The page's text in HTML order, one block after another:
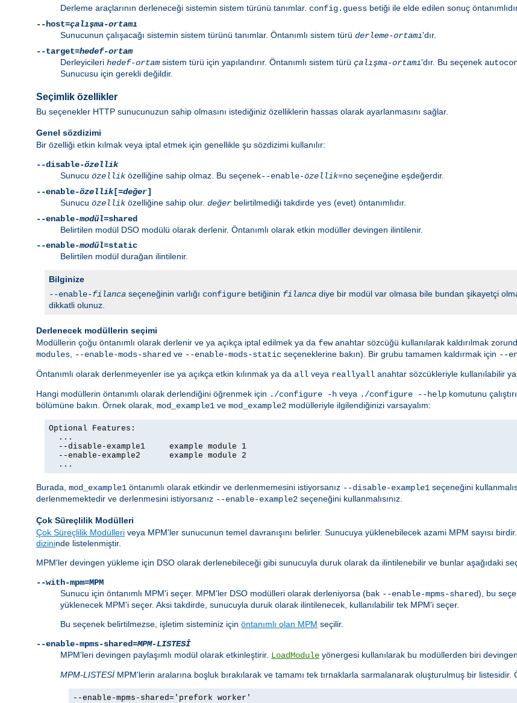
Derleme araçlarının derleneceği sistemin sistem türünü tanımlar. config.guess betiği ile elde edilen sonuç
--host=çalışma-ortamı
Sunucunun çalışacağı sistemin sistem türünü tanımlar. Öntanımlı sistem türü derleme-ortamı'dır.
--target=hedef-ortam
Derleyicileri hedef-ortam sistem türü için yapılandırır. Öntanımlı sistem türü çalışma-ortamı'dır. Bu seçenek
Sunucusu için gerekli değildir.
Seçimlik özellikler
Bu seçenekler HTTP sunucunuzun sahip olmasını istediğiniz özelliklerin hassas olarak ayarlanmasını sağlar.
Genel sözdizimi
Bir özelliği etkin kılmak veya iptal etmek için genellikle şu sözdizimi kullanılır:
--disable-özellik
Sunucu özellik özelliğine sahip olmaz. Bu seçenek--enable-özellik=no seçeneğine eşdeğerdir.
--enable-özellik[=değer]
Sunucu özellik özelliğine sahip olur. değer belirtilmediği takdirde yes (evet) öntanımlıdır.
--enable-modül=shared
Belirtilen modül DSO modülü olarak derlenir. Öntanımlı olarak etkin modüller devingen ilintilenir.
--enable-modül=static
Belirtilen modül durağan ilintilenir.
Bilginize
--enable-filanca seçeneğinin varlığı configure betiğinin filanca diye bir modül var olmasa bile bundan şikayetçi
dikkatli olunuz.
Derlenecek modüllerin seçimi
Modüllerin çoğu öntanımlı olarak derlenir ve ya açıkça iptal edilmek ya da fewanahtar sözcüğü kullanılarak kaldırılmak
modules
--enable-mods-shared ve --enable-mods-static seçeneklerine bakın). Bir grubu tamamen kaldırmak için --
Öntanımlı olarak derlenmeyenler ise ya açıkça etkin kılınmak ya da all veya reallyall anahtar sözcükleriyle kullanılabilir
Hangi modüllerin öntanımlı olarak derlendiğini öğrenmek için ./configure -h veya ./configure --help komutunu
bölümüne bakın. Örnek olarak, mod_example1 ve mod_example2 modülleriyle ilgilendiğinizi varsayalım:
Optional Features:
  ...
  --disable-example1     example module 1
  --enable-example2      example module 2
  ...
Burada, mod_example1 öntanımlı olarak etkindir ve derlenmemesini istiyorsanız --disable-example1 seçeneğini
derlenmemektedir ve derlenmesini istiyorsanız --enable-example2 seçeneğini kullanmalısınız.
Çok Süreçlilik Modülleri
Çok Süreçlilik Modülleri veya MPM'ler sunucunun temel davranışını belirler. Sunucuya yüklenebilecek azami MPM sayısı
dizininde listelenmiştir.
MPM'ler devingen yükleme için DSO olarak derlenebileceği gibi sunucuyla duruk olarak da ilintilenebilir ve bunlar aşağıdaki
--with-mpm=MPM
Sunucu için öntanımlı MPM'i seçer. MPM'ler DSO modülleri olarak derleniyorsa (bak --enable-mpms-shared), bu
yüklenecek MPM'i seçer. Aksi takdirde, sunucuyla duruk olarak ilintilenecek, kullanılabilir tek MPM'i seçer.
Bu seçenek belirtilmezse, işletim sisteminiz için öntanımlı olan MPM seçilir.
--enable-mpms-shared=MPM-LISTESİ
MPM'leri devingen paylaşımlı modül olarak etkinleştirir. LoadModule yönergesi kullanılarak bu modüllerden biri
MPM-LISTESİ MPM'lerin aralarına boşluk bırakılarak ve tamamı tek tırnaklarla sarmalanarak oluşturulmuş bir listesidir.
--enable-mpms-shared='prefork worker'